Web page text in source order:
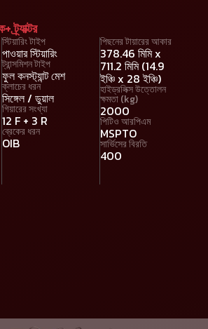
ট্র্যাক্টর
স্টিয়ারিং টাইপ
পাওয়ার স্টিয়ারিং
ট্রান্সমিশন টাইপ
ফুল কনস্ট্যান্ট মেশ
ক্লাচের ধরন
সিঙ্গেল / ডুয়াল
গিয়ারের সংখ্যা
12 F + 3 R
ব্রেকের ধরন
OIB
পিছনের টায়ারের আকার
378.46 মিমি x
711.2 মিমি (14.9
ইঞ্চি x 28 ইঞ্চি)
হাইড্রলিক্স উত্তোলন
ক্ষমতা (kg)
2000
পিটিও আরপিএম
MSPTO
সার্ভিসের বিরতি
400